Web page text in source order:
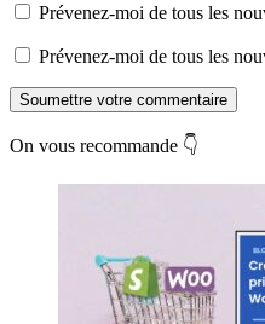
Prévenez-moi de tous les
Prévenez-moi de tous les
Soumettre votre commentaire
On vous recommande 👇